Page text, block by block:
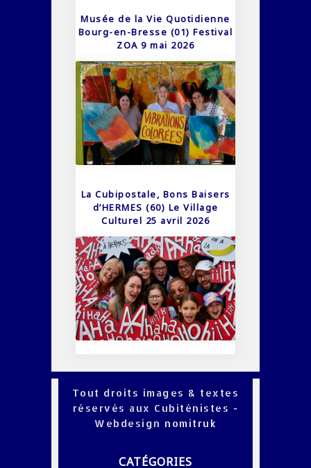
Musée de la Vie Quotidienne
Bourg-en-Bresse (01) Festival
ZOA 9 mai 2026
La Cubipostale, Bons Baisers
d’HERMES (60) Le Village
Culturel 25 avril 2026
Tout droits images & textes
réservés aux Cubiténistes -
Webdesign nomitruk
CATÉGORIES